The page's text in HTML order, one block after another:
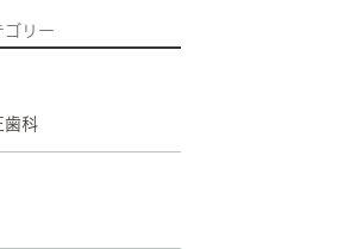
ゴリー
歯科